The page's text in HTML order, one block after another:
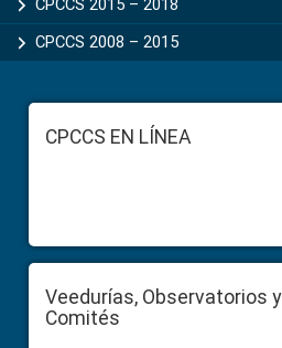
CPCCS 2015 – 2018
CPCCS 2008 – 2015
FooterCPCCS EN LÍNEA
Veedurías, Observatorios y
Comités